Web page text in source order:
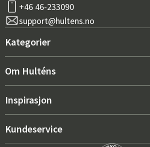
+46 46-233090
support@hultens.no
Kategorier
Nytt hos oss
Innredning
Om Hulténs
Om Hulténs
Salgsavdeling
Inspirasjon
Bestselger
Kundeservice